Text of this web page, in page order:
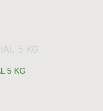
5 KG